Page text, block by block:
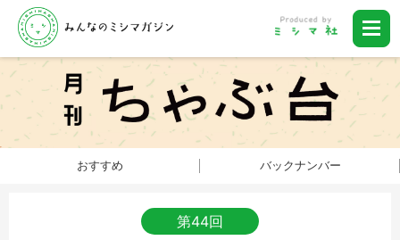
おすすめ バックナンバー
第44回